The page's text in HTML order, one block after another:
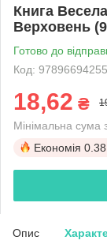
Книга
Верховень
Готово до
Код:
18,62 ₴
Мінімальна сума
Економія
Опис